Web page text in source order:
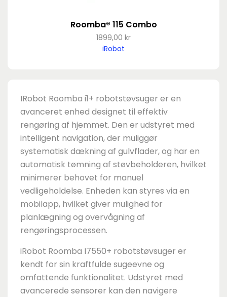
Roomba® 115 Combo
1899,00 kr
iRobot
IRobot Roomba i1+ robotstøvsuger er en
avanceret enhed designet til effektiv
rengøring af hjemmet. Den er udstyret med
intelligent navigation, der muliggør
systematisk dækning af gulvflader, og har en
automatisk tømning af støvbeholderen, hvilket
minimerer behovet for manuel
vedligeholdelse. Enheden kan styres via en
mobilapp, hvilket giver mulighed for
planlægning og overvågning af
rengøringsprocessen.
iRobot Roomba I7550+ robotstøvsuger er
kendt for sin kraftfulde sugeevne og
omfattende funktionalitet. Udstyret med
avancerede sensorer kan den navigere